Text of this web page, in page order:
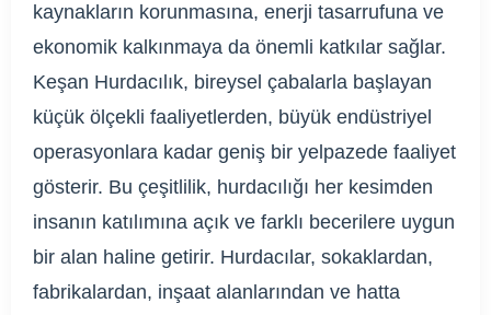
kaynakların korunmasına, enerji tasarrufuna ve
ekonomik kalkınmaya da önemli katkılar sağlar.
Keşan Hurdacılık, bireysel çabalarla başlayan
küçük ölçekli faaliyetlerden, büyük endüstriyel
operasyonlara kadar geniş bir yelpazede faaliyet
gösterir. Bu çeşitlilik, hurdacılığı her kesimden
insanın katılımına açık ve farklı becerilere uygun
bir alan haline getirir. Hurdacılar, sokaklardan,
fabrikalardan, inşaat alanlarından ve hatta